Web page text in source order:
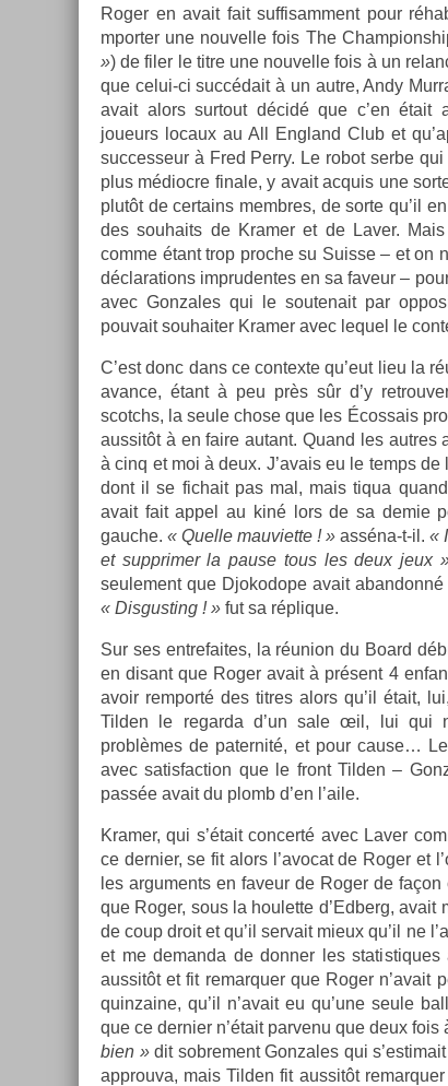
Roger en avait fait suf­fisam­ment pour
mport­er une nouvel­le fois The
») de filer le titre une nouvel­le fois à un
que celui-ci succédait à un autre, Andy
avait alors sur­tout décidé que c’en était
joueurs loc­aux au All En­gland Club et
suc­ces­seur à Fred Perry. Le robot serbe
plus médioc­re fin­ale, y avait ac­quis une
plutôt de cer­tains mem­bres, de sorte qu’il
des souhaits de Kram­er et de Laver.
comme étant trop pro­che su Suis­se – et on
déclara­tions im­pruden­tes en sa faveur –
avec Gon­zales qui le soutenait par
pouvait souhait­er Kram­er avec lequel le
C’est donc dans ce con­tex­te qu’eut lieu la
avan­ce, étant à peu près sûr d’y
scotchs, la seule chose que les Éco­ssais
aus­sitôt à en faire autant. Quand les
à cinq et moi à deux. J’avais eu le temps
dont il se fic­hait pas mal, mais tiqua
avait fait appel au kiné lors de sa demie
gauc­he. « Quel­le mauviet­te ! » asséna-t-il. «
et sup­prim­er la pause tous les deux jeux
seule­ment que Djokodope avait
« Dis­gust­ing ! » fut sa réplique.
Sur ses en­trefaites, la réunion du Board
en dis­ant que Roger avait à présent 4
avoir re­mporté des tit­res alors qu’il était,
Tild­en le re­gar­da d’un sale œil, lui qui
problèmes de pater­nité, et pour cause…
avec satis­fac­tion que le front Tild­en –
passée avait du plomb d’en l’aile.
Kram­er, qui s’était con­certé avec Laver
ce de­rni­er, se fit alors l’avocat de Roger et
les ar­gu­ments en faveur de Roger de
que Roger, sous la houlet­te d’Ed­berg,
de coup droit et qu’il ser­vait mieux qu’il ne
et me de­man­da de donn­er les statis­tiques
aus­sitôt et fit re­mar­qu­er que Roger n’avait
quin­zaine, qu’il n’avait eu qu’une seule
que ce de­rni­er n’était par­venu que deux
bien »dit sob­re­ment Gon­zales qui
approuva, mais Tild­en fit aus­sitôt